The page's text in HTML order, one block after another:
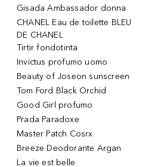
Gisada Ambassador donna
CHANEL Eau de toilette BLEU
DE CHANEL
Tirtir fondotinta
Invictus profumo uomo
Beauty of Joseon sunscreen
Tom Ford Black Orchid
Good Girl profumo
Prada Paradoxe
Master Patch Cosrx
Breeze Deodorante Argan
La vie est belle